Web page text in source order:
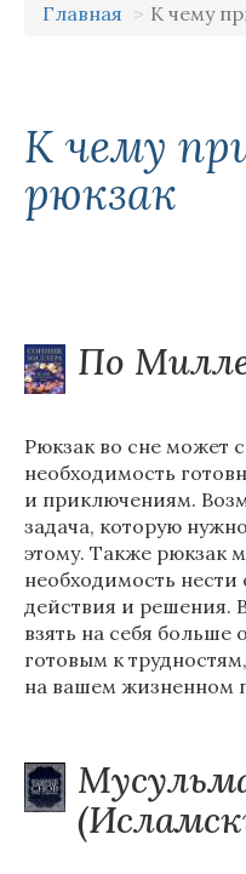
Главная К чему
К чему
рюкзак
По
Рюкзак во сне может
необходимость
и приключениям.
задача, которую
этому. Также рюкзак
необходимость нести
действия и решения.
взять на себя больше
готовым к
на вашем жизненном